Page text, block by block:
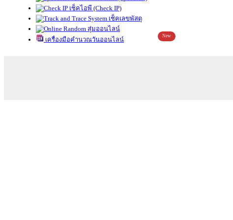
เช็คไอพี (Check IP)
เช็คเลขพัสดุ
สุ่มออนไลน์
เครื่องมือคำนวณวันออนไลน์
New